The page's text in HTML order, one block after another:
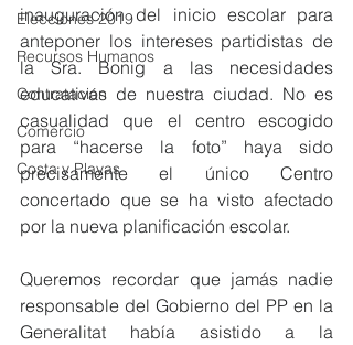
Elecciones 2019
Recursos Humanos
Contratación
Comercio
Costa y Playas
inauguración del inicio escolar para
anteponer los intereses partidistas de
la Sra. Bonig a las necesidades
educativas de nuestra ciudad. No es
casualidad que el centro escogido
para “hacerse la foto” haya sido
precisamente el único Centro
concertado que se ha visto afectado
por la nueva planificación escolar.
Queremos recordar que jamás nadie
responsable del Gobierno del PP en la
Generalitat había asistido a la